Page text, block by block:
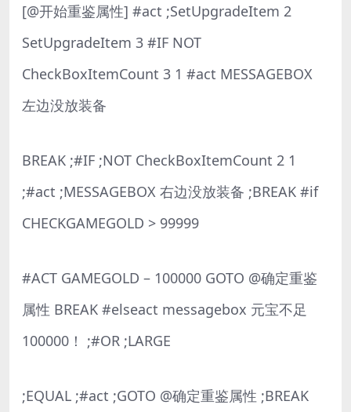
[@开始重鉴属性] #act ;SetUpgradeItem 2
SetUpgradeItem 3 #IF NOT
CheckBoxItemCount 3 1 #act MESSAGEBOX
左边没放装备
BREAK ;#IF ;NOT CheckBoxItemCount 2 1
;#act ;MESSAGEBOX 右边没放装备 ;BREAK #if
CHECKGAMEGOLD > 99999
#ACT GAMEGOLD – 100000 GOTO @确定重鉴
属性 BREAK #elseact messagebox 元宝不足
100000！ ;#OR ;LARGE
;EQUAL ;#act ;GOTO @确定重鉴属性 ;BREAK